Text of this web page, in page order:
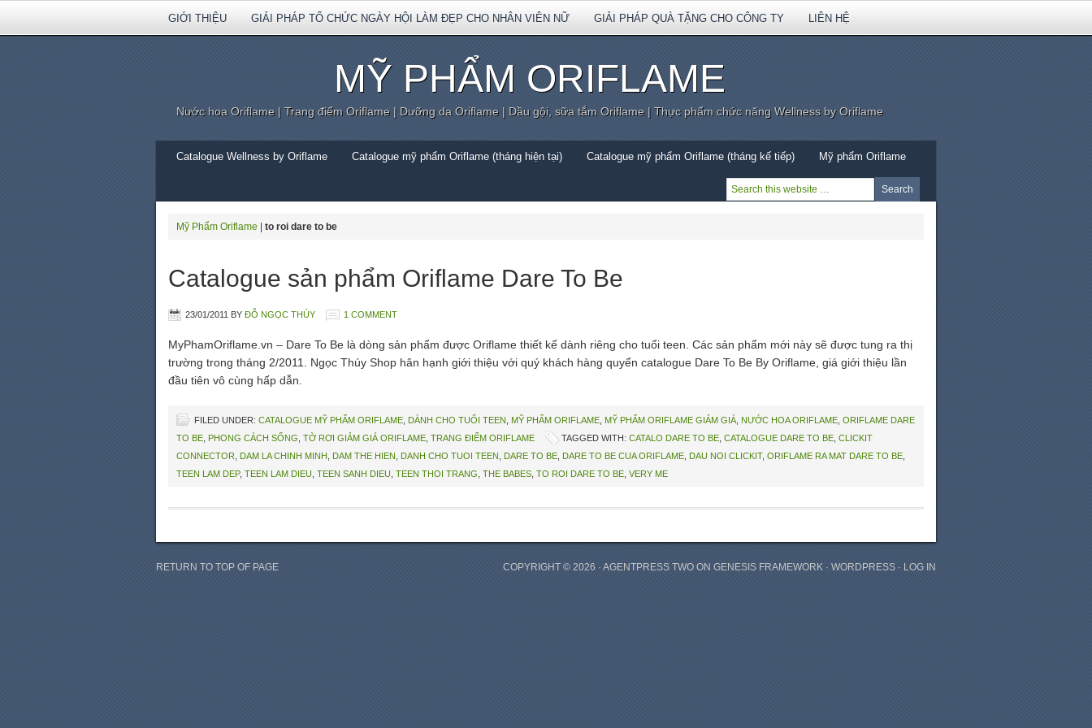
GIỚI THIỆU GIẢI PHÁP TỔ CHỨC NGÀY HỘI LÀM ĐẸP CHO NHÂN VIÊN NỮ GIẢI PHÁP QUÀ TẶNG CHO CÔNG TY LIÊN HỆ
MỸ PHẨM ORIFLAME
Nước hoa Oriflame | Trang điểm Oriflame | Dưỡng da Oriflame | Dầu gội, sữa tắm Oriflame | Thực phẩm chức năng Wellness by Oriflame
Catalogue Wellness by Oriflame Catalogue mỹ phẩm Oriflame (tháng hiện tại) Catalogue mỹ phẩm Oriflame (tháng kế tiếp) Mỹ phẩm Oriflame
Mỹ Phẩm Oriflame to roi dare to be
Catalogue sản phẩm Oriflame Dare To Be
23/01/2011 BY ĐỖ NGỌC THÚY 1 COMMENT
MyPhamOriflame.vn – Dare To Be là dòng sản phẩm được Oriflame thiết kế dành riêng cho tuổi teen. Các sản phẩm mới này sẽ được tung ra thị
trường trong tháng 2/2011. Ngọc Thúy Shop hân hạnh giới thiệu với quý khách hàng quyển catalogue Dare To Be By Oriflame, giá giới thiệu lần
đầu tiên vô cùng hấp dẫn.
FILED UNDER: CATALOGUE MỸ PHẨM ORIFLAME DÀNH CHO TUỔI TEEN MỸ PHẨM ORIFLAME MỸ PHẨM ORIFLAME GIẢM GIÁ NƯỚC HOA ORIFLAME ORIFLAME DARE
TO BE PHONG CÁCH SỐNG TỜ RƠI GIẢM GIÁ ORIFLAME TRANG ĐIỂM ORIFLAME TAGGED WITH: CATALO DARE TO BE CATALOGUE DARE TO BE CLICKIT
CONNECTOR
DAM LA CHINH MINH DAM THE HIEN DANH CHO TUOI TEEN DARE TO BE DARE TO BE CUA ORIFLAME DAU NOI CLICKIT, ORIFLAME RA MAT DARE TO BE
TEEN LAM DEP, TEEN LAM DIEU TEEN SANH DIEU TEEN THOI TRANG THE BABES TO ROI DARE TO BE VERY ME
RETURN TO TOP OF PAGE COPYRIGHT © 2026 ·AGENTPRESS TWOONGENESIS FRAMEWORK ·WORDPRESS ·LOG IN